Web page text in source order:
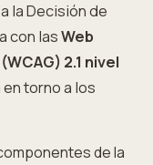
la Decisión de
con lasWeb
2.1 nivel
torno a los
de la